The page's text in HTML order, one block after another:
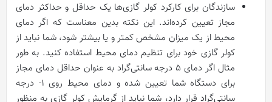
سازندگان برای کارکرد کولر گازی‌ها یک حداقل و حداکثر دمای
مجاز تعیین کرده‌اند. این نکته بدین معناست که اگر دمای
محیط از یک میزان مشخص کمتر و یا بیشتر شود، شما نباید از
کولر گازی خود برای تنظیم دمای محیط استفاده کنید. به طور
مثال اگر دمای 5 درجه سانتی‌گراد به عنوان حداقل دمای مجاز
برای دستگاه شما تعیین شده و دمای محیط روی 1- درجه
سانتی‌گراد قرار دارد، شما نباید از گرمایش کولر گازی به منظور